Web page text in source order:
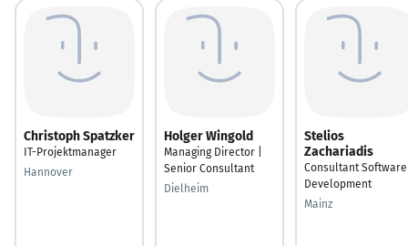
Christoph Spatzker
IT-Projektmanager
Hannover
Holger Wingold
Managing Director |
Senior Consultant
Dielheim
Stelios
Zachariadis
Consultant Software
Development
Mainz